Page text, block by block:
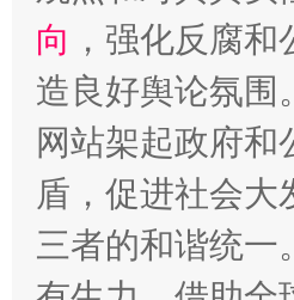
向 ，强化反腐
造良好舆论氛围
网站架起政府
盾，促进社会
三者的和谐统一